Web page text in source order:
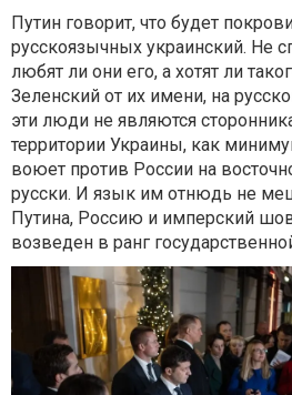
Путин говорит, что будет
русскоязычных украинский. Не
любят ли они его, а хотят ли
Зеленский от их имени, на
эти люди не являются
территории Украины, как
воюет против России на
русски. И язык им отнюдь не
Путина, Россию и имперский
возведен в ранг